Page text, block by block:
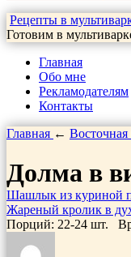
Рецепты в
Готовим в
Главная
Обо мне
Рекламодателям
Контакты
Главная ← Восточная
Долма в
Шашлык из куриной
Жареный кролик в
Порций: 22-24 шт.